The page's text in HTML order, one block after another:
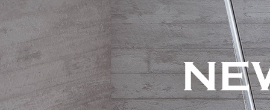
官方网站
XINGKONG